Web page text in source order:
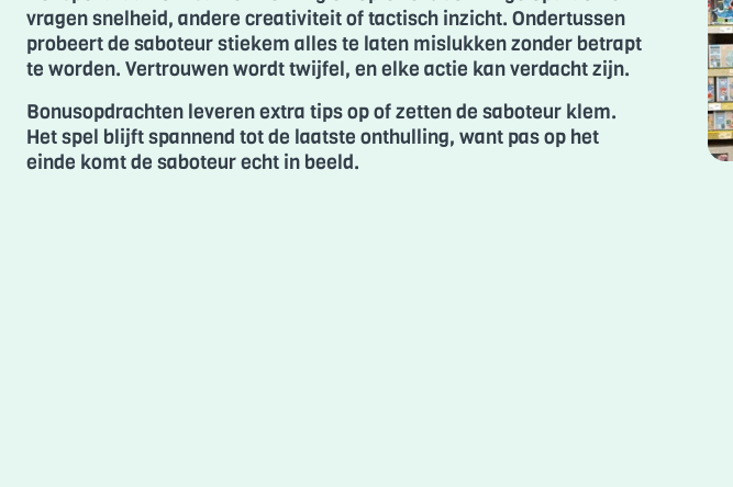
vragen snelheid, andere creativiteit of tactisch inzicht. Ondertussen
probeert de saboteur stiekem alles te laten mislukken zonder betrapt
te worden. Vertrouwen wordt twijfel, en elke actie kan verdacht zijn.
Bonusopdrachten leveren extra tips op of zetten de saboteur klem.
Het spel blijft spannend tot de laatste onthulling, want pas op het
einde komt de saboteur echt in beeld.